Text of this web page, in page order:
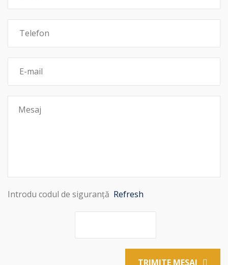
Introdu codul de siguranță Refresh
TRIMITE MESAJ